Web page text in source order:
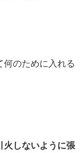
何のために入れる
火しないように張